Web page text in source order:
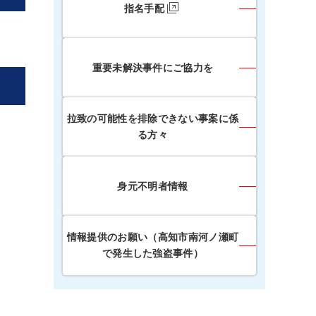
指名手配
重要未解決事件にご協力を
拉致の可能性を排除できない事案に係
る方々
身元不明者情報
情報提供のお願い（高知市南河ノ瀬町
で発生した強盗事件）